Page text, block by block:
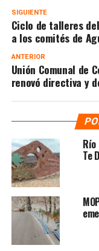
SIGUIENTE
Ciclo de talleres
a los comités de
ANTERIOR
Unión Comunal de
renovó directiva y
Te